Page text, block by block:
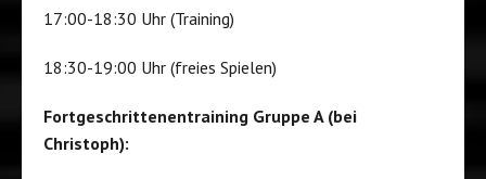
17:00-18:30 Uhr (Training)
18:30-19:00 Uhr (freies Spielen)
Fortgeschrittenentraining Gruppe A (bei
Christoph):